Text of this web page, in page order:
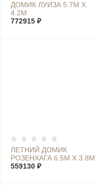
ДОМИК ЛУИЗА 5.7М Х
4.2М
772915 ₽
ЛЕТНИЙ ДОМИК
РОЗЕНХАГА 6.5М Х 3.8М
559130 ₽